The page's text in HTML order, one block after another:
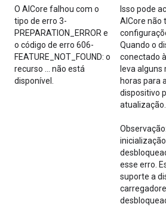
O AICore falhou com o
tipo de erro 3-
PREPARATION_ERROR e
o código de erro 606-
FEATURE_NOT_FOUND: o
recurso ... não está
disponível.
Isso pode
AICore não
Quando o
conectado
leva
horas para
dispositivo
atualização.
esse erro.
suporte a